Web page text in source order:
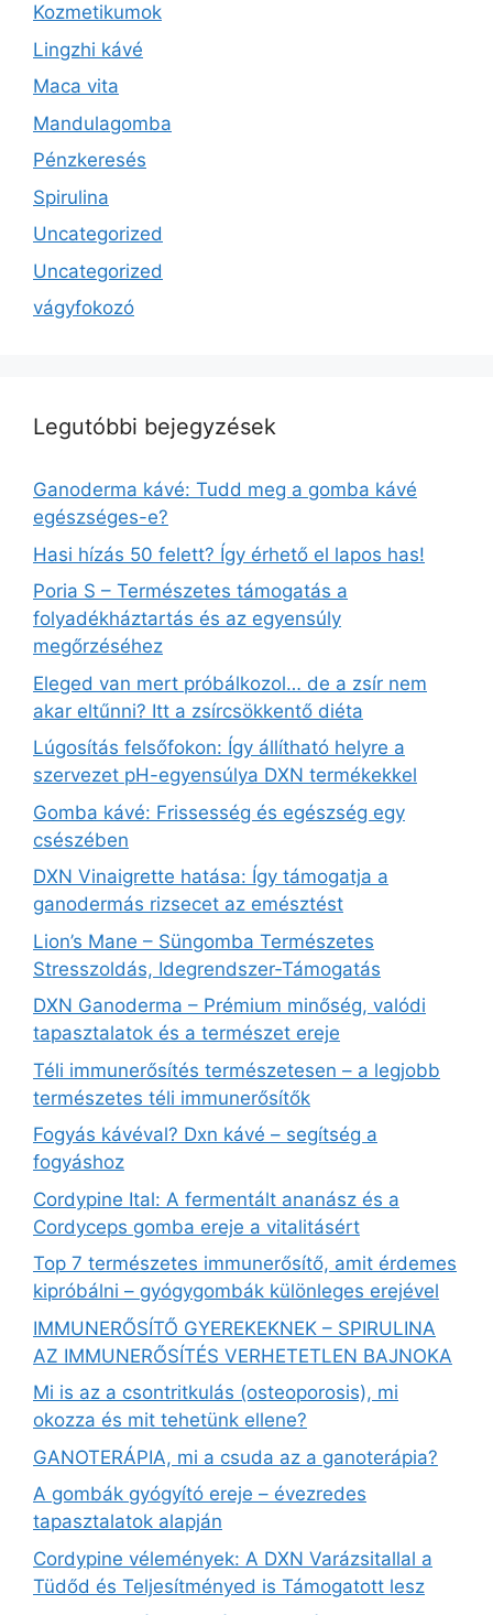
Kozmetikumok
Lingzhi kávé
Maca vita
Mandulagomba
Pénzkeresés
Spirulina
Uncategorized
Uncategorized
vágyfokozó
Legutóbbi bejegyzések
Ganoderma kávé: Tudd meg a gomba kávé
egészséges-e?
Hasi hízás 50 felett? Így érhető el lapos has!
Poria S – Természetes támogatás a
folyadékháztartás és az egyensúly
megőrzéséhez
Eleged van mert próbálkozol… de a zsír nem
akar eltűnni? Itt a zsírcsökkentő diéta
Lúgosítás felsőfokon: Így állítható helyre a
szervezet pH-egyensúlya DXN termékekkel
Gomba kávé: Frissesség és egészség egy
csészében
DXN Vinaigrette hatása: Így támogatja a
ganodermás rizsecet az emésztést
Lion’s Mane – Süngomba Természetes
Stresszoldás, Idegrendszer‑Támogatás
DXN Ganoderma – Prémium minőség, valódi
tapasztalatok és a természet ereje
Téli immunerősítés természetesen – a legjobb
természetes téli immunerősítők
Fogyás kávéval? Dxn kávé – segítség a
fogyáshoz
Cordypine Ital: A fermentált ananász és a
Cordyceps gomba ereje a vitalitásért
Top 7 természetes immunerősítő, amit érdemes
kipróbálni – gyógygombák különleges erejével
IMMUNERŐSÍTŐ GYEREKEKNEK – SPIRULINA
AZ IMMUNERŐSÍTÉS VERHETETLEN BAJNOKA
Mi is az a csontritkulás (osteoporosis), mi
okozza és mit tehetünk ellene?
GANOTERÁPIA, mi a csuda az a ganoterápia?
A gombák gyógyító ereje – évezredes
tapasztalatok alapján
Cordypine vélemények: A DXN Varázsitallal a
Tüdőd és Teljesítményed is Támogatott lesz